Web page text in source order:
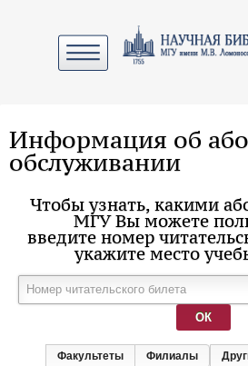
Информация об
обслуживании
Чтобы узнать, какими
МГУ Вы можете
введите номер
укажите место
ОК
Факультеты Филиалы